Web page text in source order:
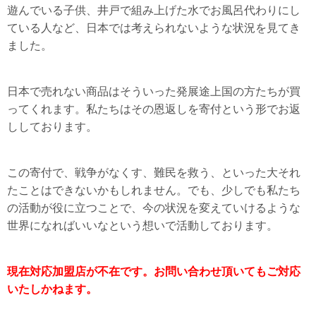
遊んでいる子供、井戸で組み上げた水でお風呂代わりにし
ている人など、日本では考えられないような状況を見てき
ました。
日本で売れない商品はそういった発展途上国の方たちが買
ってくれます。私たちはその恩返しを寄付という形でお返
ししております。
この寄付で、戦争がなくす、難民を救う、といった大それ
たことはできないかもしれません。でも、少しでも私たち
の活動が役に立つことで、今の状況を変えていけるような
世界になればいいなという想いで活動しております。
現在対応加盟店が不在です。お問い合わせ頂いてもご対応
いたしかねます。